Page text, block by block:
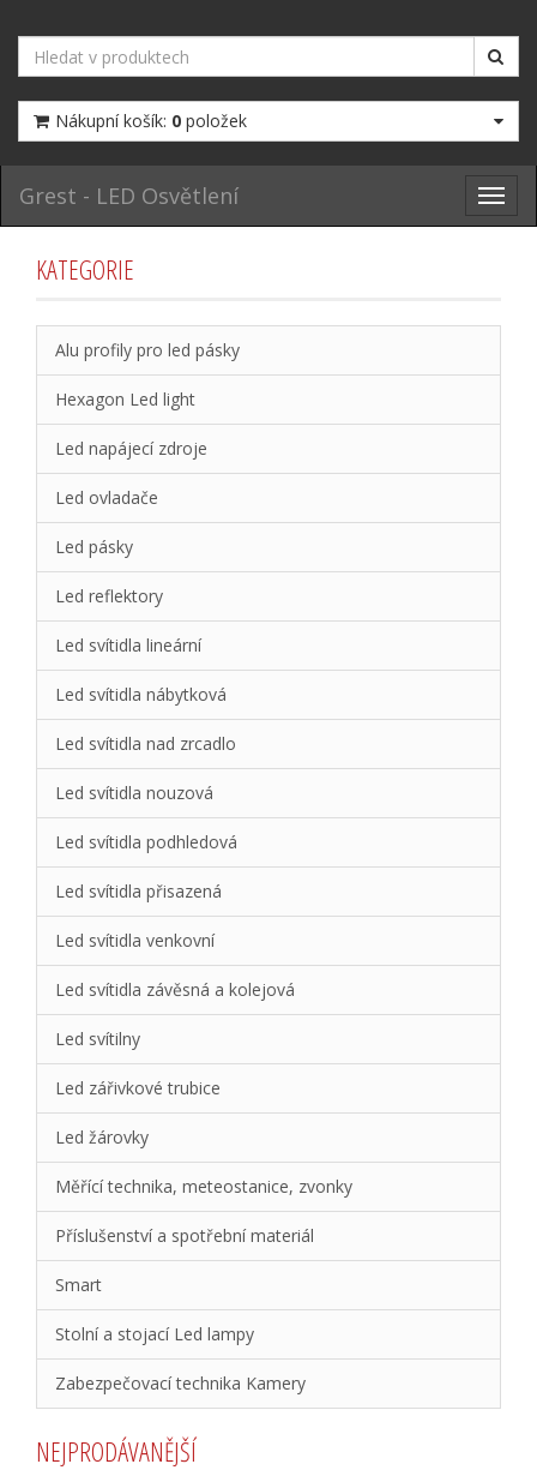
Nákupní košík: 0 položek
Grest - LED Osvětlení
KATEGORIE
Alu profily pro led pásky
Hexagon Led light
Led napájecí zdroje
Led ovladače
Led pásky
Led reflektory
Led svítidla lineární
Led svítidla nábytková
Led svítidla nad zrcadlo
Led svítidla nouzová
Led svítidla podhledová
Led svítidla přisazená
Led svítidla venkovní
Led svítidla závěsná a kolejová
Led svítilny
Led zářivkové trubice
Led žárovky
Měřící technika, meteostanice, zvonky
Příslušenství a spotřební materiál
Smart
Stolní a stojací Led lampy
Zabezpečovací technika Kamery
NEJPRODÁVANĚJŠÍ